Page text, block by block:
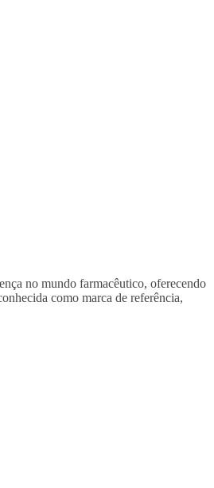
no mundo farmacêutico, oferecendo
como marca de referência,